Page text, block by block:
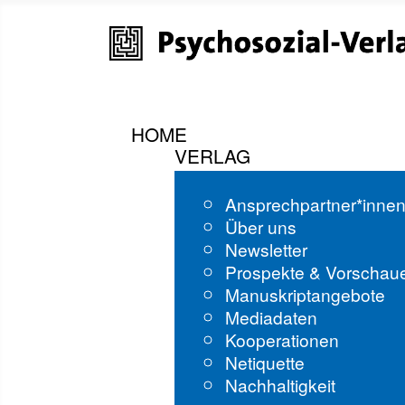
HOME
VERLAG
Über uns
Newsletter
Prospekte &
Manuskriptangebote
Mediadaten
Kooperationen
Netiquette
Nachhaltigkeit